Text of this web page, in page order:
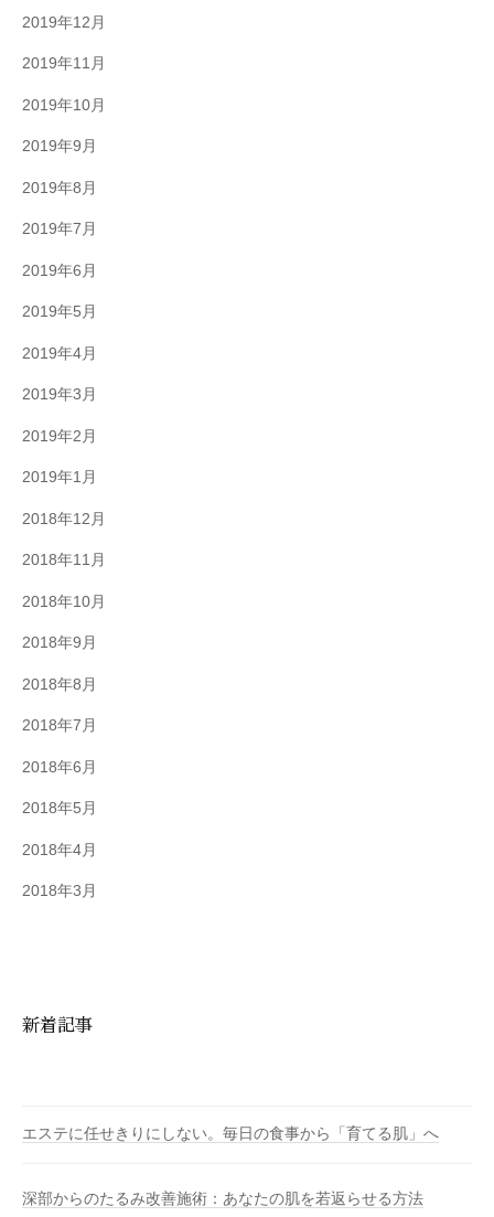
2019年12月
2019年11月
2019年10月
2019年9月
2019年8月
2019年7月
2019年6月
2019年5月
2019年4月
2019年3月
2019年2月
2019年1月
2018年12月
2018年11月
2018年10月
2018年9月
2018年8月
2018年7月
2018年6月
2018年5月
2018年4月
2018年3月
新着記事
エステに任せきりにしない。毎日の食事から「育てる肌」へ
深部からのたるみ改善施術：あなたの肌を若返らせる方法